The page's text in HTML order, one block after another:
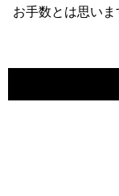
お手数とは思い